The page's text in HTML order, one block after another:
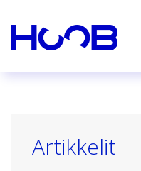
Artikkelit